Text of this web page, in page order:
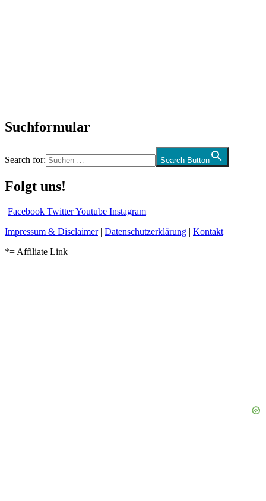
Suchformular
Search for: Search Button
Folgt uns!
Facebook TwitterYoutube Instagram
Impressum & Disclaimer| Datenschutzerklärung | Kontakt
*= Affiliate Link